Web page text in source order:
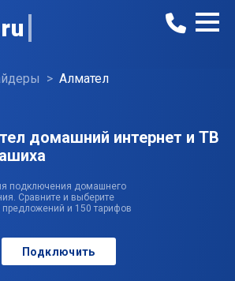
Алмател
домашний интернет и ТВ
подключения домашнего
Сравните и выберите
и 150 тарифов
Подключить